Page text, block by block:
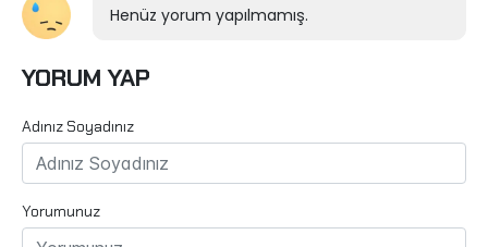
Henüz yorum yapılmamış.
YORUM YAP
Adınız Soyadınız
Yorumunuz